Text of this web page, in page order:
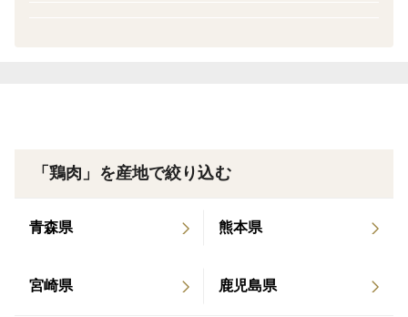
もあるかもしれませんが、ご理解ください。
「鶏肉」を産地で絞り込む
青森県 熊本県
宮崎県 鹿児島県